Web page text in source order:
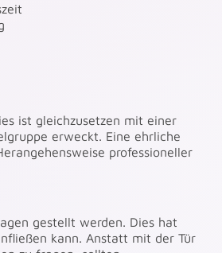
ist gleichzusetzen mit einer
erweckt. Eine ehrliche
professioneller
gestellt werden. Dies hat
kann. Anstatt mit der Tür